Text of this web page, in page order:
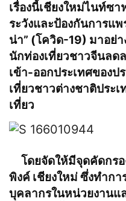
เรื่องนี้เชียงใหม่ไนท์ซ
ระวังและป้องกันการแพ
น่า” (โควิด-19) มาอย่
นักท่องเที่ยวชาวจีนลด
เข้า-ออกประเทศของป
เที่ยวชาวต่างชาติประ
เที่ยว
โดยจัดให้มีจุดคัดกรอ
พิงค์ เชียงใหม่ ซึ่งทำก
บุคลากรในหน่วยงานแ